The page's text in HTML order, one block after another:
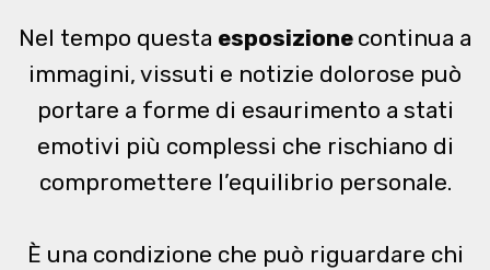
Nel tempo questa esposizione continua a
immagini, vissuti e notizie dolorose può
portare a forme di esaurimento a stati
emotivi più complessi che rischiano di
compromettere l’equilibrio personale.
È una condizione che può riguardare chi